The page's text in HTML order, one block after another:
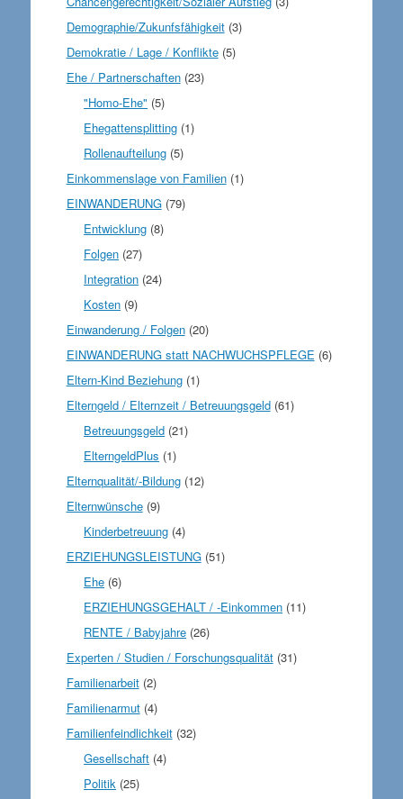
Demographie/Zukunfsfähigkeit(3)
Demokratie / Lage / Konflikte(5)
Ehe / Partnerschaften(23)
"Homo-Ehe" (5)
Ehegattensplitting (1)
Rollenaufteilung (5)
Einkommenslage von Familien(1)
EINWANDERUNG(79)
Entwicklung (8)
Folgen (27)
Integration (24)
Kosten (9)
Einwanderung / Folgen(20)
EINWANDERUNG statt NACHWUCHSPFLEGE (6)
Eltern-Kind Beziehung(1)
Elterngeld / Elternzeit / Betreuungsgeld(61)
Betreuungsgeld (21)
ElterngeldPlus (1)
Elternqualität/-Bildung(12)
Elternwünsche(9)
Kinderbetreuung (4)
ERZIEHUNGSLEISTUNG(51)
Ehe (6)
ERZIEHUNGSGEHALT / -Einkommen (11)
RENTE / Babyjahre (26)
Experten / Studien / Forschungsqualität(31)
Familienarbeit(2)
Familienarmut(4)
Familienfeindlichkeit(32)
Gesellschaft (4)
Politik (25)